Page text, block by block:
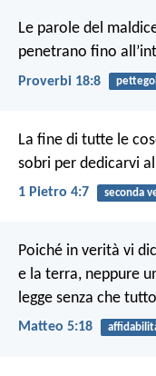
Le parole del
penetrano fino
Proverbi 18:8
La fine di tutte le
sobri per dedicarvi
1 Pietro 4:7 seconda
Poiché in verità vi
e la terra, neppure
legge senza che
Matteo 5:18